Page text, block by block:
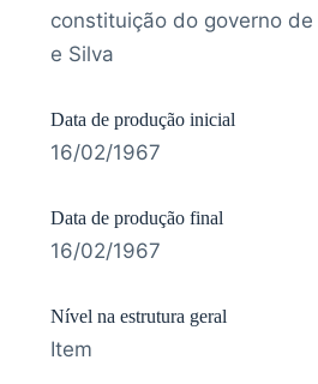
constituição do governo
e Silva
Data de produção inicial
16/02/1967
Data de produção final
16/02/1967
Nível na estrutura geral
Item